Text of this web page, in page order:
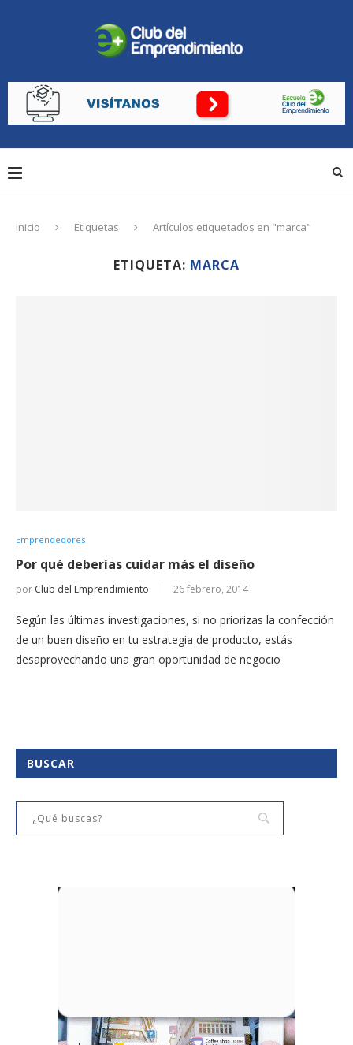
Inicio Etiquetas Artículos etiquetados en "marca"
ETIQUETA: MARCA
Emprendedores
Por qué deberías cuidar más el diseño
por Club del Emprendimiento 26 febrero, 2014
Según las últimas investigaciones, si no priorizas la confección
de un buen diseño en tu estrategia de producto, estás
desaprovechando una gran oportunidad de negocio
BUSCAR